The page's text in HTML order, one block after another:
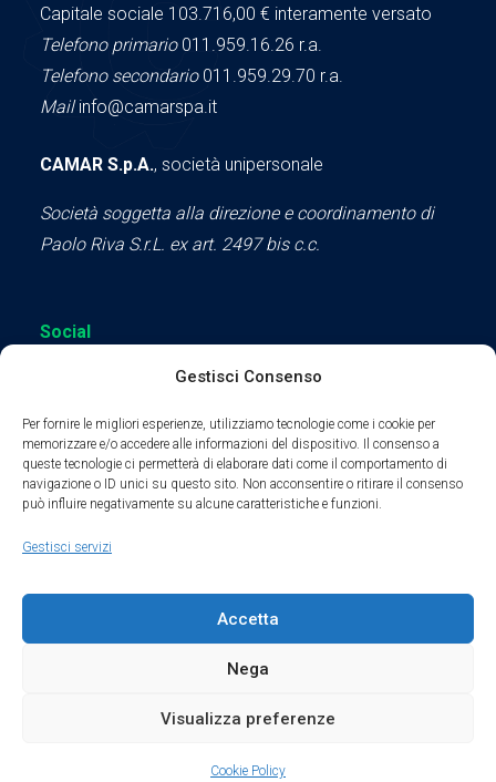
Gestisci Consenso
Per fornire le migliori esperienze, utilizziamo tecnologie come i cookie per
memorizzare e/o accedere alle informazioni del dispositivo. Il consenso a
queste tecnologie ci permetterà di elaborare dati come il comportamento di
navigazione o ID unici su questo sito. Non acconsentire o ritirare il consenso
può influire negativamente su alcune caratteristiche e funzioni.
Gestisci servizi
Accetta
Nega
Visualizza preferenze
Cookie Policy
Capitale sociale 103.716,00 € interamente versato
Telefono primario011.959.16.26 r.a.
Telefono secondario011.959.29.70 r.a.
Mailinfo@camarspa.it
CAMAR S.p.A., società unipersonale
Società soggetta alla direzione e coordinamento di
Paolo Riva S.r.L. ex art. 2497 bis c.c.
Social
Parte del sodalizio AIDAM dal 2024
Condizioni di Utilizzo